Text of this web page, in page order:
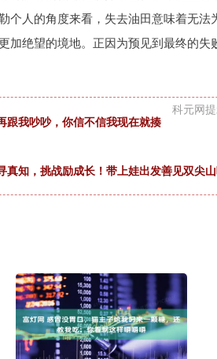
个人的角度来看，失去油田意味着无
绝望的境地。正因为预见到最终的失
科元网
跟我吵吵，你信不信我现在就揍
知，挑战励成长！带上娃出发善见双尖山